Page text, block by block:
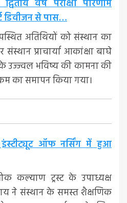
वर्ष परीक्षा परिणाम
डिवीजन से पास…
अतिथियों को संस्थान का
प्राचार्या आकांक्षा बाघे
उज्ज्वल भविष्य की कामना की
का समापन किया गया।
इंस्टीट्यूट ऑफ नर्सिंग में हुआ
कल्याण ट्रस्ट के उपाध्यक्ष
ने संस्थान के समस्त शैक्षणिक